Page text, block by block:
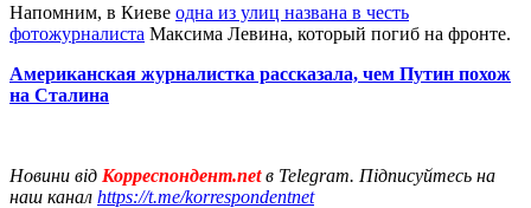
Напомним, в Киеве одна из улиц названа в честь
фотожурналиста Максима Левина, который погиб на фронте.
Американская журналистка рассказала, чем Путин похож
на Сталина
Новини від Корреспондент.netв Telegram. Підписуйтесь на
наш канал https://t.me/korrespondentnet